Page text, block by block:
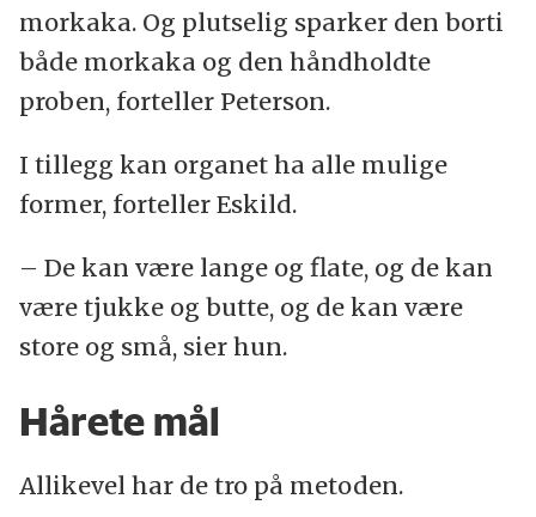
morkaka. Og plutselig sparker den borti
både morkaka og den håndholdte
proben, forteller Peterson.
I tillegg kan organet ha alle mulige
former, forteller Eskild.
– De kan være lange og flate, og de kan
være tjukke og butte, og de kan være
store og små, sier hun.
Hårete mål
Allikevel har de tro på metoden.